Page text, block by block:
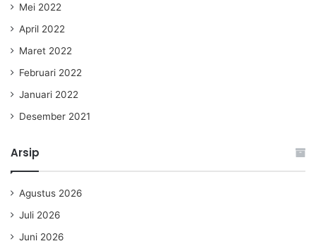
Mei 2022
April 2022
Maret 2022
Februari 2022
Januari 2022
Desember 2021
Arsip
Agustus 2026
Juli 2026
Juni 2026